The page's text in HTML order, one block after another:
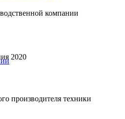
компании
2020
производителя техники